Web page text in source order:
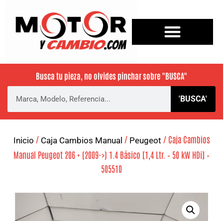
Busca tu pieza, no olvides pinchar sobre "BUSCA"
'BUSCA'
Inicio / Caja Cambios Manual / Peugeot / Caja Cambios
Manual Peugeot 206 + (2009->) 1.4 Básico [1,4 Ltr. – 50 kW HDi] –
505510